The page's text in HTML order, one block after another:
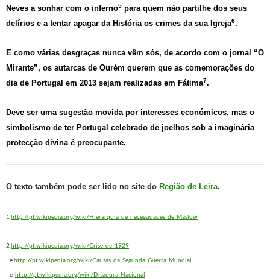
Neves a sonhar com o inferno5 para quem não partilhe dos seus
delírios e a tentar apagar da História os crimes da sua Igreja6.
E como várias desgraças nunca vêm sós, de acordo com o jornal “O
Mirante”, os autarcas de Ourém querem que as comemorações do
dia de Portugal em 2013 sejam realizadas em Fátima7.
Deve ser uma sugestão movida por interesses económicos, mas o
simbolismo de ter Portugal celebrado de joelhos sob a imaginária
protecção divina é preocupante.
O texto também pode ser lido no site do Região de Leira.
1 http://pt.wikipedia.org/wiki/Hierarquia_de_necessidades_de_Maslow
2 http://pt.wikipedia.org/wiki/Crise_de_1929
ehttp://pt.wikipedia.org/wiki/Causas_da_Segunda_Guerra_Mundial
e http://pt.wikipedia.org/wiki/Ditadura_Nacional